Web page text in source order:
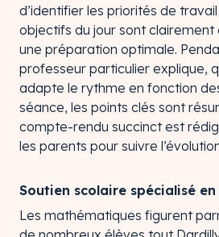
d’identifier les priorités de travail
objectifs du jour sont clairement
une préparation optimale.
professeur particulier explique,
adapte le rythme en fonction
séance, les points clés sont
compte-rendu succinct est
les parents pour suivre
Soutien scolaire spécialisé
Les mathématiques figurent